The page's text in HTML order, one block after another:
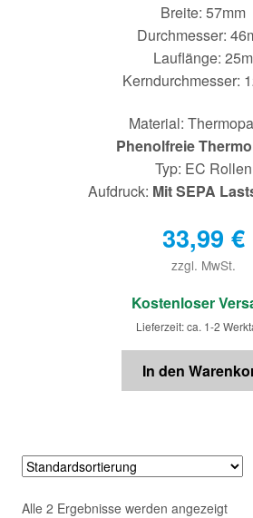
Breite: 57mm
Durchmesser:
Lauflänge: 25m
Kerndurchmesser:
Material:
Phenolfreie
Typ: EC Rollen
Aufdruck: Mit SEPA
33,99 €
zzgl. MwSt.
€
Kostenloser
Lieferzeit: ca. 1-2
In den
Alle 2 Ergebnisse werden angezeigt